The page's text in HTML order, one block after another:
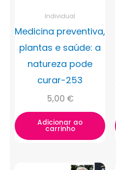
Individual
Medicina preventiva,
plantas e saúde: a
natureza pode
curar-253
5,00 €
Adicionar ao
carrinho